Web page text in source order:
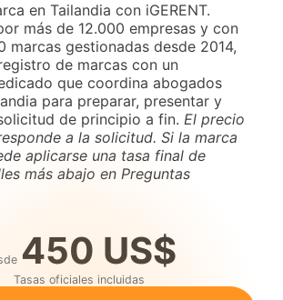
en Tailandia con iGERENT.
más de 12.000 empresas y con
marcas gestionadas desde 2014,
de marcas con un
que coordina abogados
para preparar, presentar y
de principio a fin. El precio
a la solicitud. Si la marca
aplicarse una tasa final de
más abajo en Preguntas
450 US$
Tasas oficiales incluidas